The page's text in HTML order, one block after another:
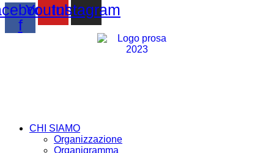
f
YoutubeInstagram
CHI SIAMO
Organizzazione
Organigramma